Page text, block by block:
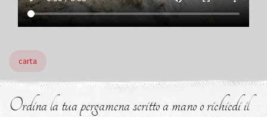
carta
Ordina la tua pergamena scritto a mano o richiedi il